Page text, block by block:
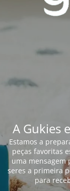
A Gukies
Estamos a
peças favoritas
uma mensagem
seres a primeira
para